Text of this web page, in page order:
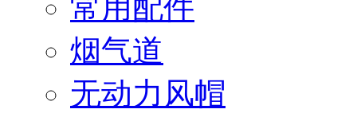
常用配件
烟气道
无动力风帽